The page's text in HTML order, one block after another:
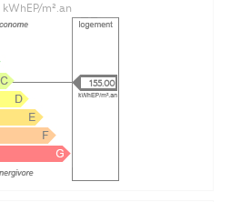
kWhEP/m².an
155.00